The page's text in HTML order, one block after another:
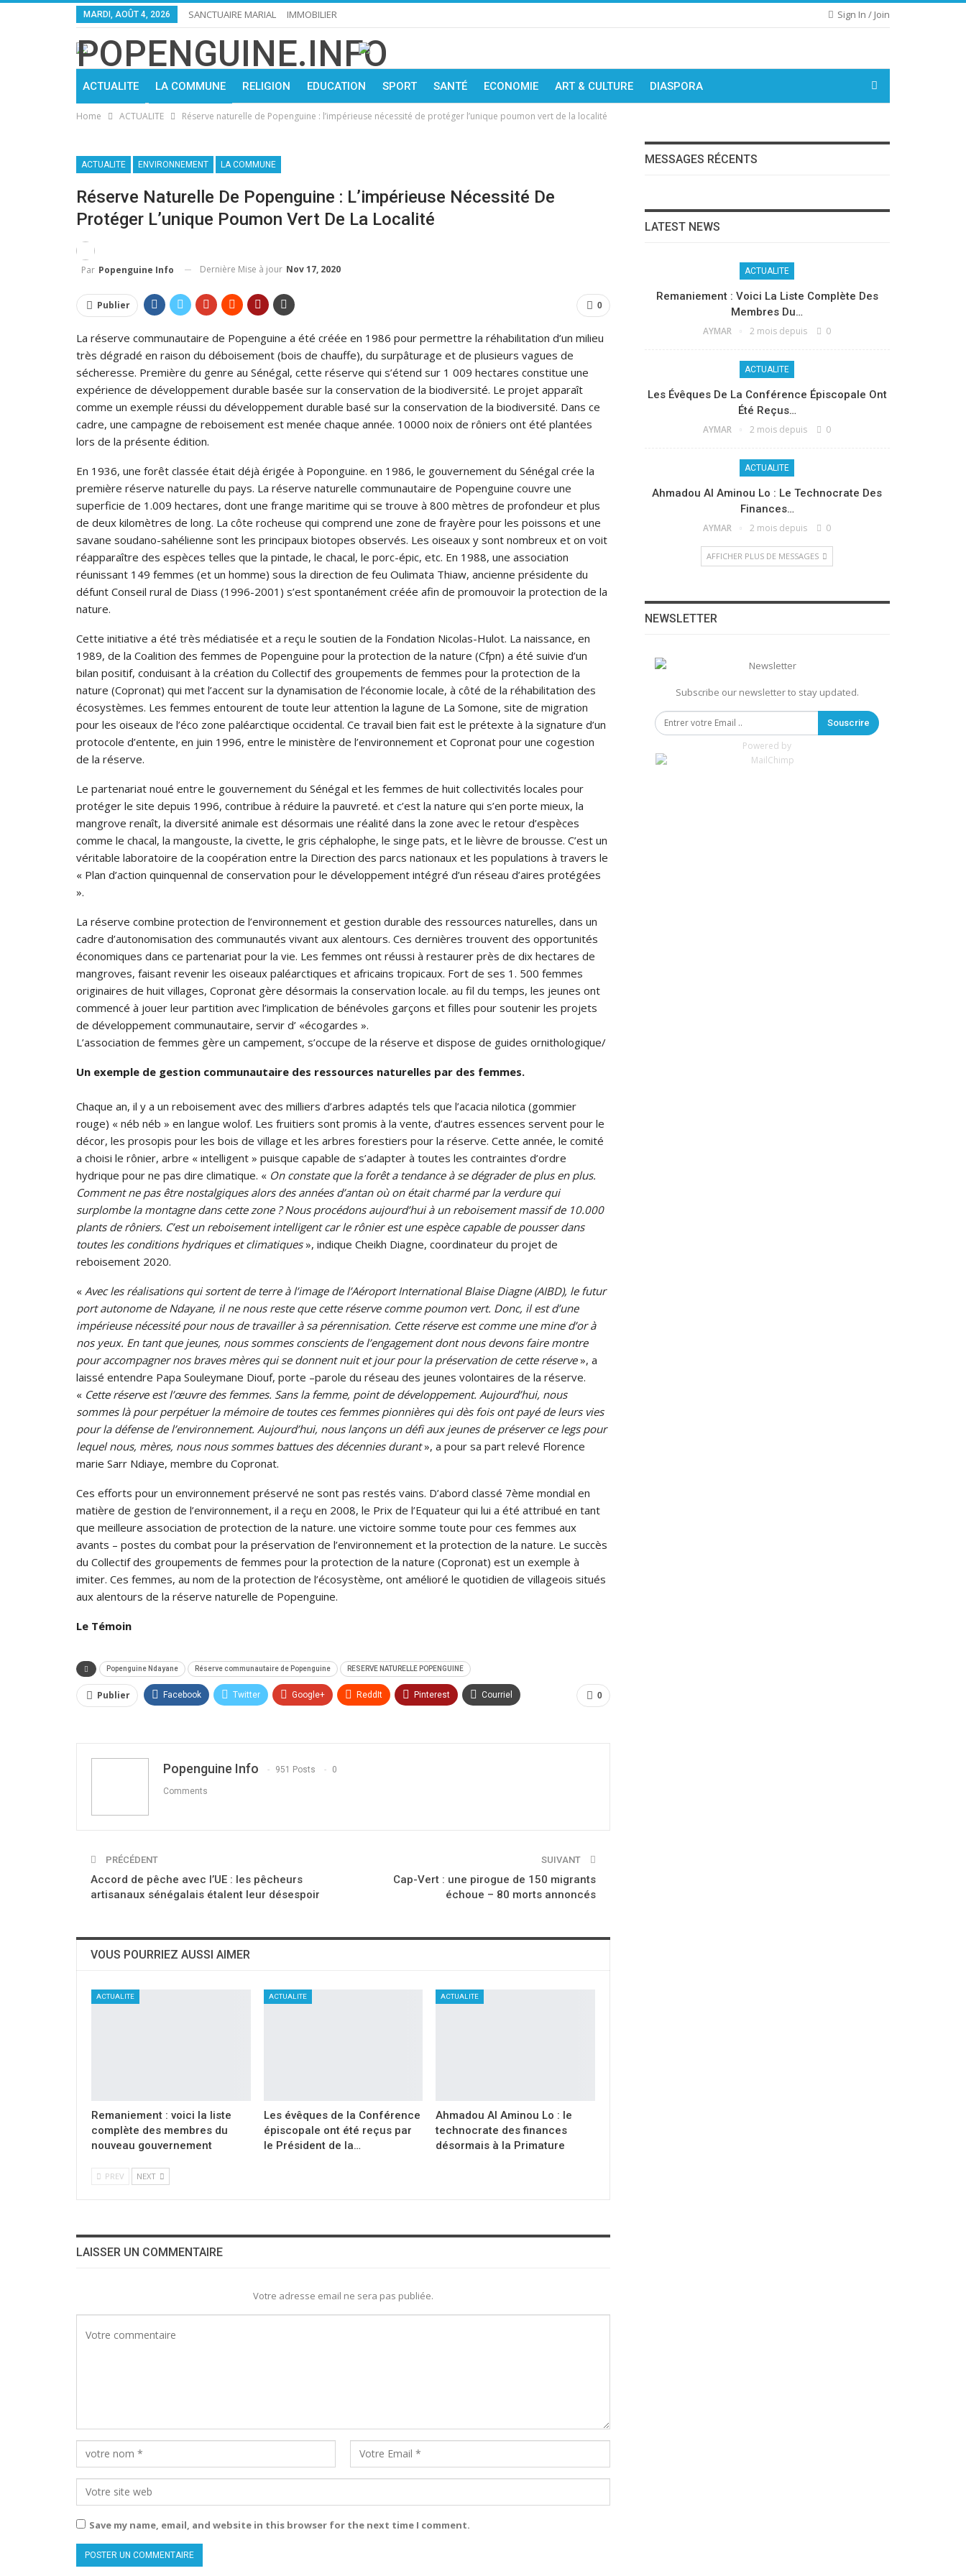
Sign In / Join
MARDI, AOÛT 4, 2026 SANCTUAIRE MARIAL IMMOBILIER
ACTUALITE LA COMMUNE RELIGION EDUCATION SPORT SANTÉ ECONOMIE ART & CULTURE DIASPORA
Home ACTUALITE Réserve naturelle de Popenguine : l’impérieuse nécessité de protéger l’unique poumon vert de la localité
ACTUALITE ENVIRONNEMENT LA COMMUNE
Réserve Naturelle De Popenguine : L’impérieuse Nécessité De
Protéger L’unique Poumon Vert De La Localité
Par Popenguine Info Dernière Mise à jour Nov 17, 2020
0
Publier
La réserve communautaire de Popenguine a été créée en 1986 pour permettre la réhabilitation d’un milieu
très dégradé en raison du déboisement (bois de chauffe), du surpâturage et de plusieurs vagues de
sécheresse. Première du genre au Sénégal, cette réserve qui s’étend sur 1 009 hectares constitue une
expérience de développement durable basée sur la conservation de la biodiversité. Le projet apparaît
comme un exemple réussi du développement durable basé sur la conservation de la biodiversité. Dans ce
cadre, une campagne de reboisement est menée chaque année. 10000 noix de rôniers ont été plantées
lors de la présente édition.
En 1936, une forêt classée était déjà érigée à Poponguine. en 1986, le gouvernement du Sénégal crée la
première réserve naturelle du pays. La réserve naturelle communautaire de Popenguine couvre une
superficie de 1.009 hectares, dont une frange maritime qui se trouve à 800 mètres de profondeur et plus
de deux kilomètres de long. La côte rocheuse qui comprend une zone de frayère pour les poissons et une
savane soudano-sahélienne sont les principaux biotopes observés. Les oiseaux y sont nombreux et on voit
réapparaître des espèces telles que la pintade, le chacal, le porc-épic, etc. En 1988, une association
réunissant 149 femmes (et un homme) sous la direction de feu Oulimata Thiaw, ancienne présidente du
défunt Conseil rural de Diass (1996-2001) s’est spontanément créée afin de promouvoir la protection de la
nature.
Cette initiative a été très médiatisée et a reçu le soutien de la Fondation Nicolas-Hulot. La naissance, en
1989, de la Coalition des femmes de Popenguine pour la protection de la nature (Cfpn) a été suivie d’un
bilan positif, conduisant à la création du Collectif des groupements de femmes pour la protection de la
nature (Copronat) qui met l’accent sur la dynamisation de l’économie locale, à côté de la réhabilitation des
écosystèmes. Les femmes entourent de toute leur attention la lagune de La Somone, site de migration
pour les oiseaux de l’éco zone paléarctique occidental. Ce travail bien fait est le prétexte à la signature d’un
protocole d’entente, en juin 1996, entre le ministère de l’environnement et Copronat pour une cogestion
de la réserve.
Le partenariat noué entre le gouvernement du Sénégal et les femmes de huit collectivités locales pour
protéger le site depuis 1996, contribue à réduire la pauvreté. et c’est la nature qui s’en porte mieux, la
mangrove renaît, la diversité animale est désormais une réalité dans la zone avec le retour d’espèces
comme le chacal, la mangouste, la civette, le gris céphalophe, le singe pats, et le lièvre de brousse. C’est un
véritable laboratoire de la coopération entre la Direction des parcs nationaux et les populations à travers le
« Plan d’action quinquennal de conservation pour le développement intégré d’un réseau d’aires protégées
».
La réserve combine protection de l’environnement et gestion durable des ressources naturelles, dans un
cadre d’autonomisation des communautés vivant aux alentours. Ces dernières trouvent des opportunités
économiques dans ce partenariat pour la vie. Les femmes ont réussi à restaurer près de dix hectares de
mangroves, faisant revenir les oiseaux paléarctiques et africains tropicaux. Fort de ses 1. 500 femmes
originaires de huit villages, Copronat gère désormais la conservation locale. au fil du temps, les jeunes ont
commencé à jouer leur partition avec l’implication de bénévoles garçons et filles pour soutenir les projets
de développement communautaire, servir d’ «écogardes ».
L’association de femmes gère un campement, s’occupe de la réserve et dispose de guides ornithologique/
Un exemple de gestion communautaire des ressources naturelles par des femmes.
Chaque an, il y a un reboisement avec des milliers d’arbres adaptés tels que l’acacia nilotica (gommier
rouge) « néb néb » en langue wolof. Les fruitiers sont promis à la vente, d’autres essences servent pour le
décor, les prosopis pour les bois de village et les arbres forestiers pour la réserve. Cette année, le comité
a choisi le rônier, arbre « intelligent » puisque capable de s’adapter à toutes les contraintes d’ordre
hydrique pour ne pas dire climatique. « On constate que la forêt a tendance à se dégrader de plus en plus.
Comment ne pas être nostalgiques alors des années d’antan où on était charmé par la verdure qui
surplombe la montagne dans cette zone ? Nous procédons aujourd’hui à un reboisement massif de 10.000
plants de rôniers. C’est un reboisement intelligent car le rônier est une espèce capable de pousser dans
toutes les conditions hydriques et climatiques», indique Cheikh Diagne, coordinateur du projet de
reboisement 2020.
« Avec les réalisations qui sortent de terre à l’image de l’Aéroport International Blaise Diagne (AIBD), le futur
port autonome de Ndayane, il ne nous reste que cette réserve comme poumon vert. Donc, il est d’une
impérieuse nécessité pour nous de travailler à sa pérennisation. Cette réserve est comme une mine d’or à
nos yeux. En tant que jeunes, nous sommes conscients de l’engagement dont nous devons faire montre
pour accompagner nos braves mères qui se donnent nuit et jour pour la préservation de cette réserve», a
laissé entendre Papa Souleymane Diouf, porte –parole du réseau des jeunes volontaires de la réserve.
« Cette réserve est l’œuvre des femmes. Sans la femme, point de développement. Aujourd’hui, nous
sommes là pour perpétuer la mémoire de toutes ces femmes pionnières qui dès fois ont payé de leurs vies
pour la défense de l’environnement. Aujourd’hui, nous lançons un défi aux jeunes de préserver ce legs pour
lequel nous, mères, nous nous sommes battues des décennies durant», a pour sa part relevé Florence
marie Sarr Ndiaye, membre du Copronat.
Ces efforts pour un environnement préservé ne sont pas restés vains. D’abord classé 7ème mondial en
matière de gestion de l’environnement, il a reçu en 2008, le Prix de l’Equateur qui lui a été attribué en tant
que meilleure association de protection de la nature. une victoire somme toute pour ces femmes aux
avants – postes du combat pour la préservation de l’environnement et la protection de la nature. Le succès
du Collectif des groupements de femmes pour la protection de la nature (Copronat) est un exemple à
imiter. Ces femmes, au nom de la protection de l’écosystème, ont amélioré le quotidien de villageois situés
aux alentours de la réserve naturelle de Popenguine.
Le Témoin
Popenguine Ndayane Réserve communautaire de Popenguine RESERVE NATURELLE POPENGUINE
0
Publier Facebook Twitter Google+ ReddIt Pinterest Courriel
Popenguine Info 951 Posts 0
Comments
PRÉCÉDENT
Accord de pêche avec l’UE : les pêcheurs
artisanaux sénégalais étalent leur désespoir
SUIVANT
Cap-Vert : une pirogue de 150 migrants
échoue – 80 morts annoncés
VOUS POURRIEZ AUSSI AIMER
ACTUALITE
Remaniement : voici la liste
complète des membres du
nouveau gouvernement
ACTUALITE
Les évêques de la Conférence
épiscopale ont été reçus par
le Président de la…
ACTUALITE
Ahmadou Al Aminou Lo : le
technocrate des finances
désormais à la Primature
PREV NEXT
LAISSER UN COMMENTAIRE
Votre adresse email ne sera pas publiée.
Save my name, email, and website in this browser for the next time I comment.
MESSAGES RÉCENTS
LATEST NEWS
ACTUALITE
Remaniement : Voici La Liste Complète Des
Membres Du…
AYMAR 2 mois depuis 0
ACTUALITE
Les Évêques De La Conférence Épiscopale Ont
Été Reçus…
AYMAR 2 mois depuis 0
ACTUALITE
Ahmadou Al Aminou Lo : Le Technocrate Des
Finances…
AYMAR 2 mois depuis 0
AFFICHER PLUS DE MESSAGES
NEWSLETTER
Subscribe our newsletter to stay updated.
Souscrire
Powered by